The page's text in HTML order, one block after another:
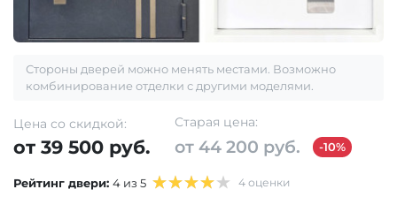
Стороны дверей можно менять местами. Возможно
комбинирование отделки с другими моделями.
Цена со скидкой:
от 39 500 руб.
Старая цена:
от 44 200 руб. -10%
Рейтинг двери: 4 из 5 4 оценки